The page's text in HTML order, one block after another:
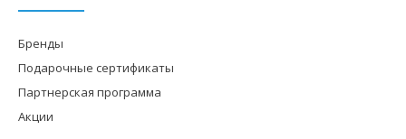
Бренды
Подарочные сертификаты
Партнерская программа
Акции